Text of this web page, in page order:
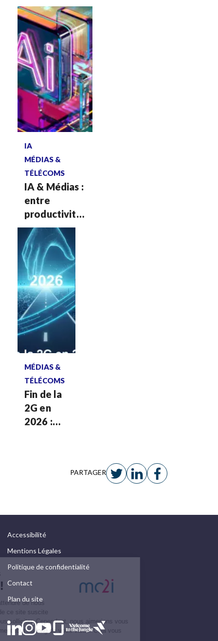
confiance,
performance
et
souveraineté
IA & Médias :
entre
productivité
et quête de
souveraineté
IA
MÉDIAS &
TÉLÉCOMS
Fin de la
2G en
2026 :
MÉDIAS &
TÉLÉCOMS
PARTAGER
Accessibilité
Mentions Légales
Politique de confidentialité
Contact
Plan du site